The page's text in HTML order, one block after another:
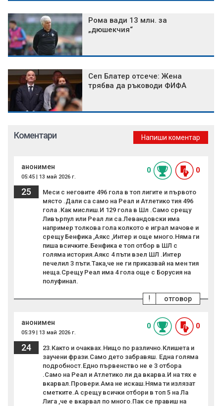
Рома вади 13 млн. за
„дюшекчия“
Сеп Блатер отсече: Жена
трябва да ръководи ФИФА
Коментари Напиши коментар
анонимен
05:45 | 13 май 2026 г.
0 0
25
Меси с неговите 496 гола в топ лигите и първото
място .Дали са само на Реал и Атлетико тия 496
гола .Как мислиш.И 129 гола в Шл .Само срещу
Ливърпул или Реал ли са.Левандовски има
например толкова гола колкото е играл мачове и
срещу Бенфика ,Аякс ,Интер и още много.Няма ги
пиша всичките.Бенфика е топ отбор в ШЛ с
голяма история.Аякс 4 пъти взел ШЛ .Интер
печелил 3 пъти.Така,че не ги приказвай на мен тия
неща.Срещу Реал има 4 гола още с Борусия на
полуфинал.
отговор
!
анонимен
05:39 | 13 май 2026 г.
0 0
24
23.Както и очаквах.Нищо по различно.Клишета и
заучени фрази.Само дето забравяш. Една голяма
подробност.Едно първенство не е 3 отбора
.Само на Реал и Атлетико ли да вкарва.И на тях е
вкарвал.Провери.Ама не искаш.Няма ти излязат
сметките.А срещу всички отбори в топ 5 на Ла
Лига ,че е вкарвал по много.Пак се правиш на